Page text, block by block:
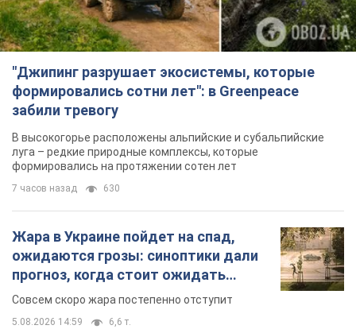
"Джипинг разрушает экосистемы, которые
формировались сотни лет": в Greenpeace
забили тревогу
В высокогорье расположены альпийские и субальпийские
луга – редкие природные комплексы, которые
формировались на протяжении сотен лет
7 часов назад 630
Жара в Украине пойдет на спад,
ожидаются грозы: синоптики дали
прогноз, когда стоит ожидать
изменения погоды
Совсем скоро жара постепенно отступит
5.08.2026 14:59 6,6 т.